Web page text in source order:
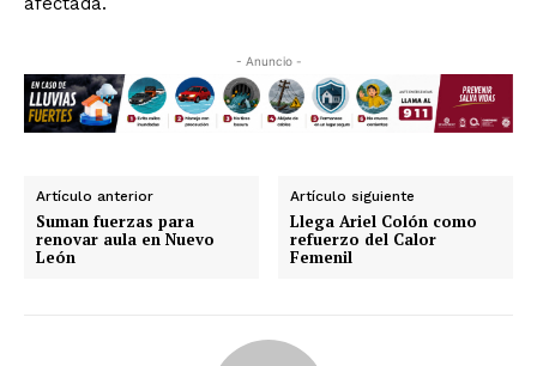
- Anuncio -
Artículo anterior
Suman fuerzas para
renovar aula en Nuevo
León
Artículo siguiente
Llega Ariel Colón como
refuerzo del Calor
Femenil